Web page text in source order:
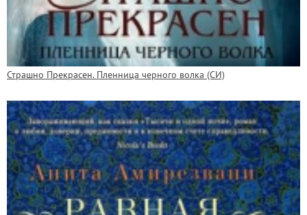
Страшно Прекрасен. Пленница черного волка (СИ)